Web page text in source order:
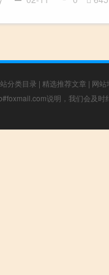
分类目录 | 精选推荐文章 | 网站
说明，我们会及时